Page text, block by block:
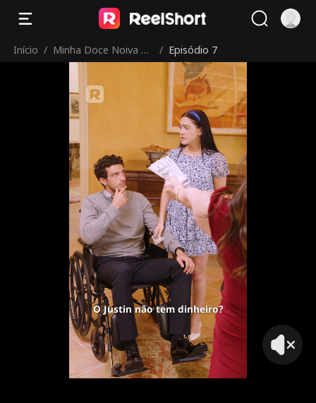
Início / Minha Doce Noiva Se
/ Episódio 7
O Justin não tem dinheiro?